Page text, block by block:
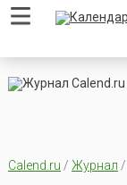
Calend.ru / Журнал /